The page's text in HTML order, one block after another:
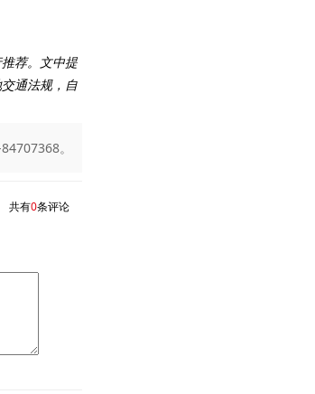
荐。文中提
通法规，自
。
共有0条评论